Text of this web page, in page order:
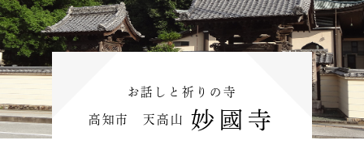
お話しと祈りの寺
高知市 天高山 妙國寺